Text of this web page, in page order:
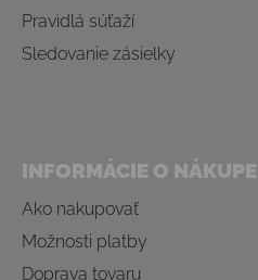
Pravidlá súťaží
Sledovanie zásielky
INFORMÁCIE O NÁKUPE
Ako nakupovať
Možnosti platby
Doprava tovaru